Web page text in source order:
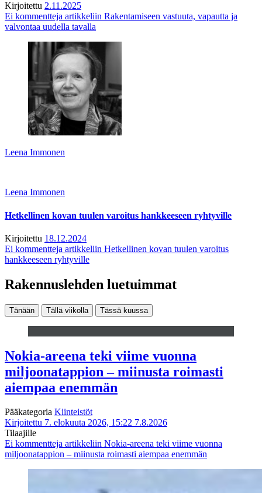
Kirjoitettu 2.11.2025
Ei kommentteja artikkeliin Rakentamiseen vastuuta, vapautta ja
valvontaa uudella tavalla
Leena Immonen
Leena Immonen
Hetkellinen kovan tuulen varoitus hankkeeseen ryhtyville
Kirjoitettu 18.12.2024
Ei kommentteja artikkeliin Hetkellinen kovan tuulen varoitus
hankkeeseen ryhtyville
Rakennuslehden luetuimmat
Tänään Tällä viikolla Tässä kuussa
Nokia-areena teki viime vuonna
miljoonatappion – miinusta roimasti
aiempaa enemmän
Pääkategoria Kiinteistöt
Kirjoitettu 7. elokuuta 2026, 15:22 7.8.2026
Tilaajille
Ei kommentteja artikkeliin Nokia-areena teki viime vuonna
miljoonatappion – miinusta roimasti aiempaa enemmän